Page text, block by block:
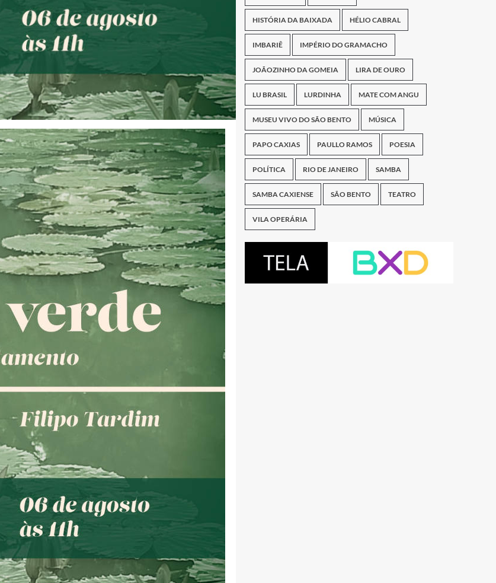
HISTÓRIA DA BAIXADA HÉLIO CABRAL
IMBARIÊ IMPÉRIO DO GRAMACHO
JOÃOZINHO DA GOMEIA LIRA DE OURO
LU BRASIL LURDINHA MATE COM ANGU
MUSEU VIVO DO SÃO BENTO MÚSICA
PAPO CAXIAS PAULLO RAMOS POESIA
POLÍTICA RIO DE JANEIRO SAMBA
SAMBA CAXIENSE SÃO BENTO TEATRO
VILA OPERÁRIA